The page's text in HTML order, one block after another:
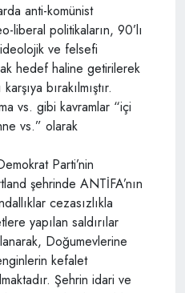
anti-komünist
liberal politikaların, 90’lı
ve felsefi
hedef haline getirilerek
bırakılmıştır.
vs. gibi kavramlar “içi
vs.” olarak
Parti’nin
şehrinde ANTİFA’nın
cezasızlıkla
yapılan saldırılar
Doğumevlerine
kefalet
Şehrin idari ve